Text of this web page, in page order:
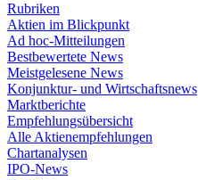
Rubriken
Aktien im Blickpunkt
Ad hoc-Mitteilungen
Bestbewertete News
Meistgelesene News
Konjunktur- und Wirtschaftsnews
Marktberichte
Empfehlungsübersicht
Alle Aktienempfehlungen
Chartanalysen
IPO-News